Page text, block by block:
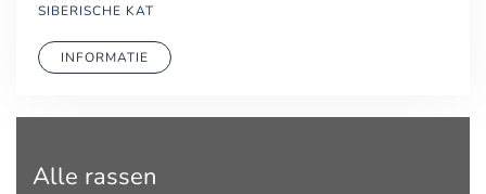
SIBERISCHE KAT
INFORMATIE
Alle rassen